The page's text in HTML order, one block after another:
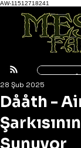
AW-11512718241
Dååth -
28 Şub 2025